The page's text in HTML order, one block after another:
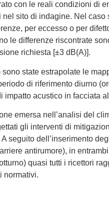
con le reali condizioni di
nel sito di indagine. Nel caso
per eccesso o per
le differenze riscontrate
richiesta [±3 dB(A)].
state estrapolate le
di riferimento diurno
impatto acustico in facciata
emersa nell’analisi del
gli interventi di
seguito dell’inserimento
antirumore), in
quasi tutti i ricettori
normativi.